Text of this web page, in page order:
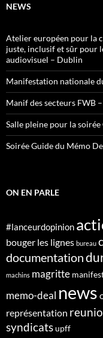
NEWS
Atelier européen pour la
juste, inclusif et sûr pour
audiovisuel – Dublin
Manifestation nationale
Manif des secteurs FWB
Salle pleine pour la
Soirée Guide du Mémo
ON EN PARLE
#lanceurdopinion
bouger les lignes bureau
documentation
machins magritte
memo-deal news
représentation
syndicatsupff